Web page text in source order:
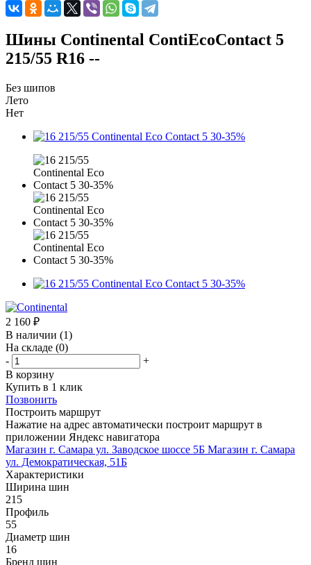
Шины Continental ContiEcoContact 5
215/55 R16 --
Без шипов
Лето
Нет
2 160 ₽
В наличии (1)
На складе (0)
-
+
В корзину
Купить в 1 клик
Позвонить
Построить маршрут
Нажатие на адрес автоматически построит маршрут в
приложении Яндекс навигатора
Магазин г. Самара ул. Заводское шоссе 5Б Магазин г. Самара
ул. Демократическая, 51Б
Характеристики
Ширина шин
215
Профиль
55
Диаметр шин
16
Бренд шин